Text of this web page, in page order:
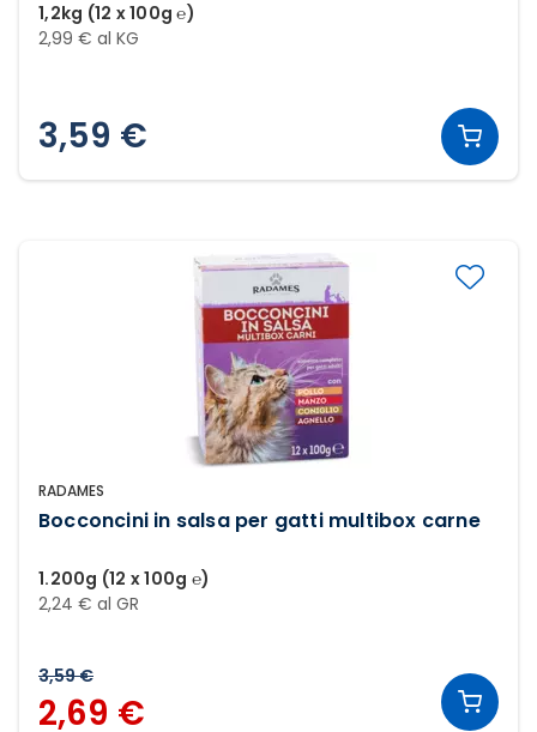
1,2kg (12 x 100g ℮)
2,99 € al KG
3,59 €
RADAMES
Bocconcini in salsa per gatti multibox carne
1.200g (12 x 100g ℮)
2,24 € al GR
3,59 €
2,69 €